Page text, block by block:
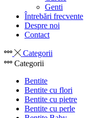
Genti
Întrebări frecvente
Despre noi
Contact
Categorii
Categorii
Bentite
Bentite cu flori
Bentite cu pietre
Bentite cu perle